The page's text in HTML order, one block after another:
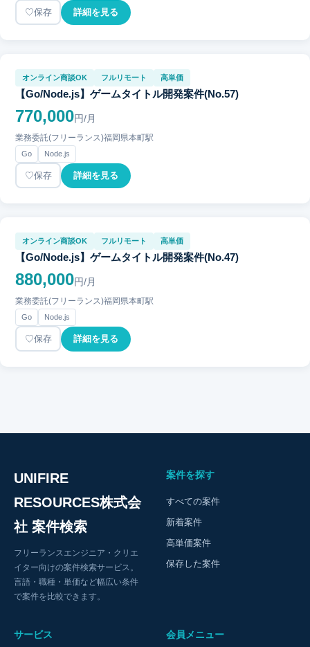
保存 詳細を見る
オンライン商談OK フルリモート 高単価
【Go/Node.js】ゲームタイトル開発案件(No.57)
770,000円/月
業務委託(フリーランス)福岡県本町駅
Go Node.js
保存 詳細を見る
オンライン商談OK フルリモート 高単価
【Go/Node.js】ゲームタイトル開発案件(No.47)
880,000円/月
業務委託(フリーランス)福岡県本町駅
Go Node.js
保存 詳細を見る
UNIFIRE
RESOURCES株式会
社 案件検索
フリーランスエンジニア・クリエ
イター向けの案件検索サービス。
言語・職種・単価など幅広い条件
で案件を比較できます。
案件を探す
すべての案件
新着案件
高単価案件
保存した案件
サービス 会員メニュー